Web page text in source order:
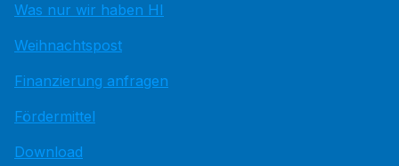
Was nur wir haben HI
Weihnachtspost
Finanzierung anfragen
Fördermittel
Download